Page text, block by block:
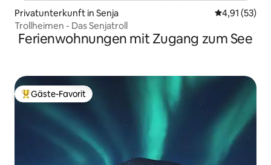
Privatunterkunft in Senja
4,91 (53)
Trollheimen - Das Senjatroll
Ferienwohnungen mit Zugang zum See
Beliebter Gäste-Favorit.
Gäste-Favorit